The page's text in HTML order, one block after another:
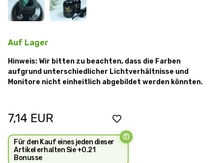
Auf Lager
Hinweis: Wir bitten zu beachten, dass die Farben
aufgrund unterschiedlicher Lichtverhältnisse und
Monitore nicht einheitlich abgebildet werden könnten.
7,14 EUR
Für den Kauf eines jeden dieser
Artikel erhalten Sie +0.21
Bonusse